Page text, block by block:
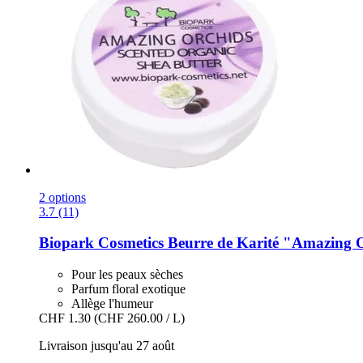
2 options
3.7 (11)
Biopark Cosmetics Beurre de Karité "Amazing
Pour les peaux sèches
Parfum floral exotique
Allège l'humeur
CHF 1.30 (CHF 260.00 / L)
Livraison jusqu'au 27 août